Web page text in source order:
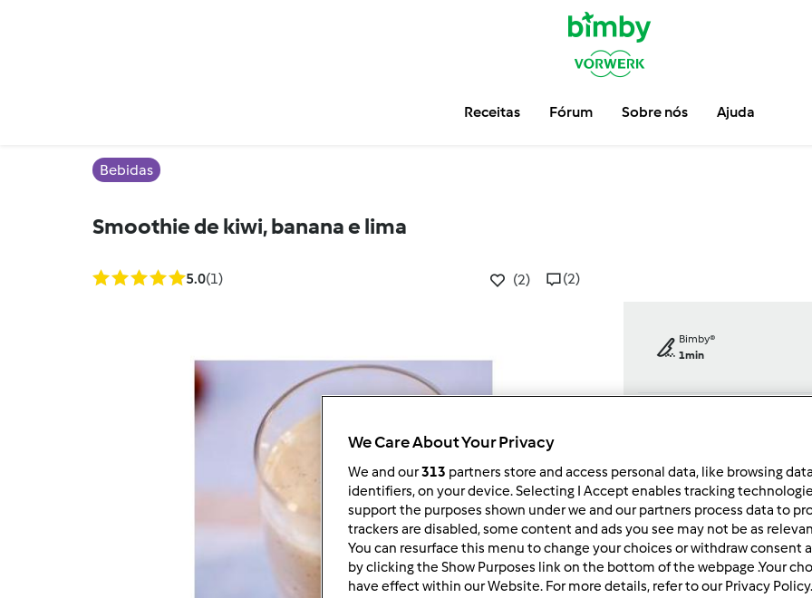
Receitas Fórum Sobre nós Ajuda
Bebidas
Smoothie de kiwi, banana e lima
5.0(1) (2) (2)
Bimby®
1min
We Care About Your Privacy
We and our313 partners store and access personal data, like browsing
identifiers, on your device. Selecting I Accept enables tracking
support the purposes shown under we and our partners process data to
trackers are disabled, some content and ads you see may not be as
You can resurface this menu to change your choices or withdraw consent
by clicking the Show Purposes link on the bottom of the webpage .Your
have effect within our Website. For more details, refer to our Privacy Policy.